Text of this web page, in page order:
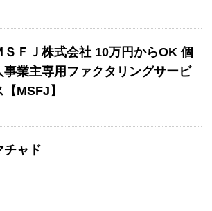
ＳＦＪ株式会社 10万円からOK 個
事業主専用ファクタリングサービ
【MSFJ】
チャド